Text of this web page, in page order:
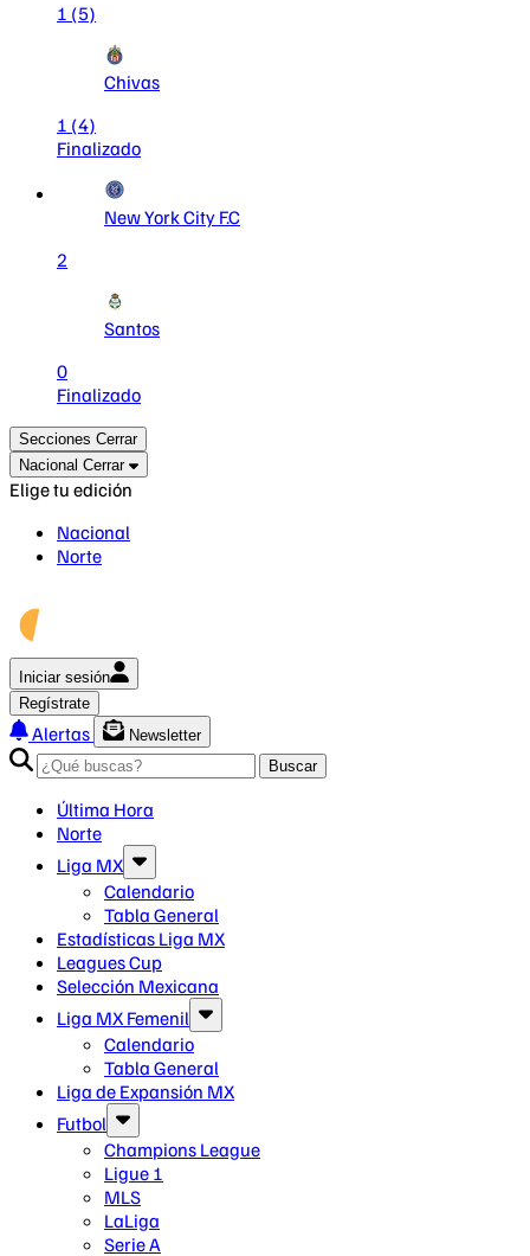
1 (5)
Chivas
1 (4)
Finalizado
New York City F.C
2
Santos
0
Finalizado
Secciones Cerrar
Nacional Cerrar
Elige tu edición
Nacional
Norte
Iniciar sesión
Regístrate
Alertas
Newsletter
Buscar
Última Hora
Norte
Liga MX
Calendario
Tabla General
Estadísticas Liga MX
Leagues Cup
Selección Mexicana
Liga MX Femenil
Calendario
Tabla General
Liga de Expansión MX
Futbol
Champions League
Ligue 1
MLS
LaLiga
Serie A